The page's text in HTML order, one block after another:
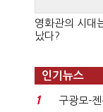
영화관의 시대
났다?
인기뉴스
1
구광모-